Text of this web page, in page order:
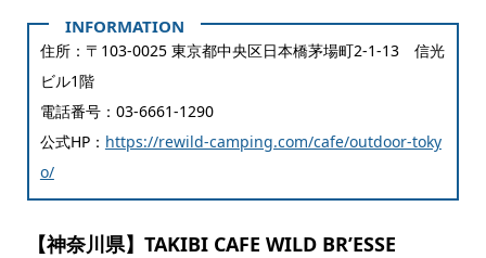
住所：〒103-0025 東京都中央区日本橋茅場町2-1-13 信光
ビル1階
電話番号：03-6661-1290
公式HP： https://rewild-camping.com/cafe/outdoor-toky
o/
【神奈川県】TAKIBI CAFE WILD BR’ESSE